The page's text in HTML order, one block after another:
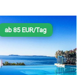
ab 85 EUR/Tag